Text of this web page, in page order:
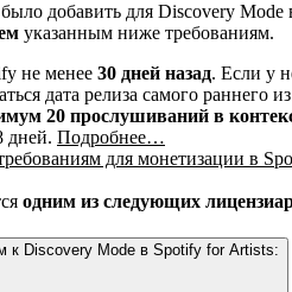
добавить для Discovery Mode
указанным ниже требованиям.
не менее 30 дней назад. Если у
дата релиза самого раннего
20 прослушиваний в
дней. Подробнее…
для монетизации в
одним из следующих
к Discovery Mode в Spotify for Artists: